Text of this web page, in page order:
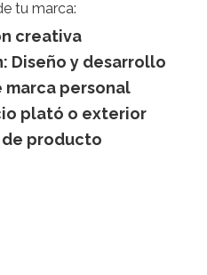
tu marca:
creativa
Diseño y desarrollo
marca personal
plató o exterior
producto